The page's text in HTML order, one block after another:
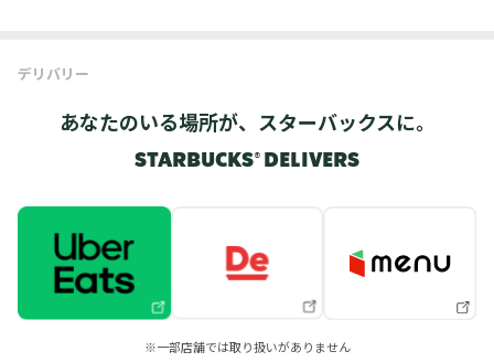
デリバリー
あなたのいる場所が、スターバックスに。
STARBUCKS® DELIVERS
※一部店舗では取り扱いがありません